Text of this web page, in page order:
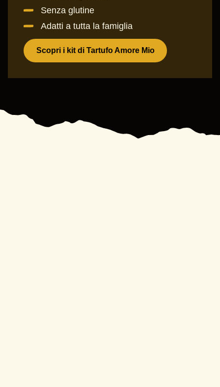
Senza glutine
Adatti a tutta la famiglia
Scopri i kit di Tartufo Amore Mio